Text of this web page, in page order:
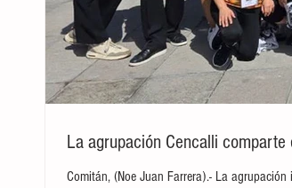
La agrupación Cencalli
Comitán, (Noe Juan Farrera).- La